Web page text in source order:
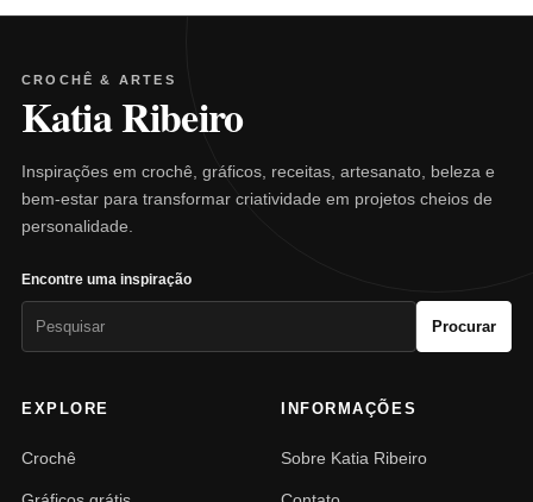
CROCHÊ & ARTES
Katia Ribeiro
Inspirações em crochê, gráficos, receitas, artesanato, beleza e
bem-estar para transformar criatividade em projetos cheios de
personalidade.
Encontre uma inspiração
Procurar
EXPLORE
Crochê
INFORMAÇÕES
Sobre Katia Ribeiro